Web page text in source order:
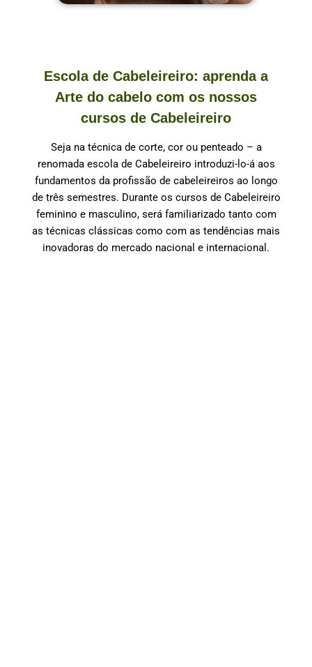
Escola de Cabeleireiro: aprenda a
Arte do cabelo com os nossos
cursos de Cabeleireiro
Seja na técnica de corte, cor ou penteado – a
renomada escola de Cabeleireiro introduzi-lo-á aos
fundamentos da profissão de cabeleireiros ao longo
de três semestres. Durante os cursos de Cabeleireiro
feminino e masculino, será familiarizado tanto com
as técnicas clássicas como com as tendências mais
inovadoras do mercado nacional e internacional.